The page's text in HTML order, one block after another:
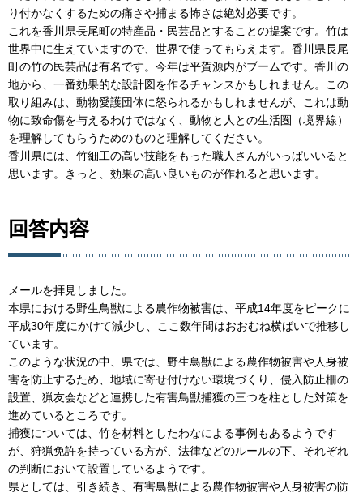
り付かなくするための痛さや捕まる怖さは絶対必要です。
これを香川県長尾町の特産品・民芸品とすることの提案です。竹は
世界中に生えていますので、世界で使ってもらえます。香川県長尾
町の竹の民芸品は有名です。今年は平賀源内がブームです。香川の
地から、一番効果的な設計図を作るチャンスかもしれません。この
取り組みは、動物愛護団体に怒られるかもしれませんが、これは動
物に致命傷を与えるわけではなく、動物と人との生活圏（境界線）
を理解してもらうためのものと理解してください。
香川県には、竹細工の高い技能をもった職人さんがいっぱいいると
思います。きっと、効果の高い良いものが作れると思います。
回答内容
メールを拝見しました。
本県における野生鳥獣による農作物被害は、平成14年度をピークに
平成30年度にかけて減少し、ここ数年間はおおむね横ばいで推移し
ています。
このような状況の中、県では、野生鳥獣による農作物被害や人身被
害を防止するため、地域に寄せ付けない環境づくり、侵入防止柵の
設置、猟友会などと連携した有害鳥獣捕獲の三つを柱とした対策を
進めているところです。
捕獲については、竹を材料としたわなによる事例もあるようです
が、狩猟免許を持っている方が、法律などのルールの下、それぞれ
の判断において設置しているようです。
県としては、引き続き、有害鳥獣による農作物被害や人身被害の防